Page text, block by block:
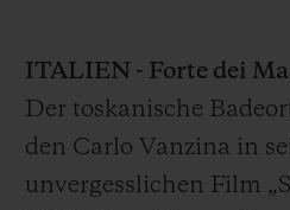
ITALIEN - Forte dei
Der toskanische
den Carlo Vanzina in
unvergesslichen Film